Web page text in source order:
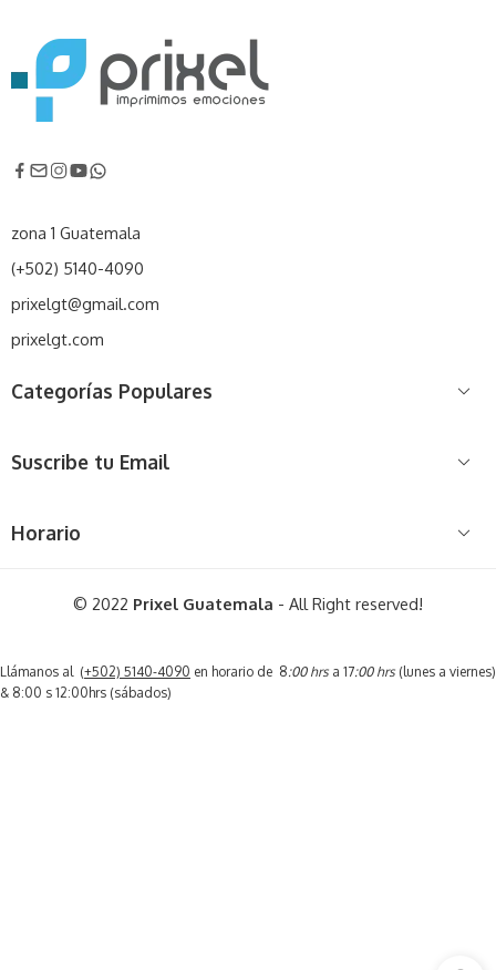
zona 1 Guatemala
(+502) 5140-4090
prixelgt@gmail.com
prixelgt.com
Categorías Populares
Suscribe tu Email
Horario
© 2022 Prixel Guatemala - All Right reserved!
Llámanos al (+502) 5140-4090 en horario de 8:00 hrs a 17:00 hrs (lunes a viernes)
& 8:00 s 12:00hrs (sábados)